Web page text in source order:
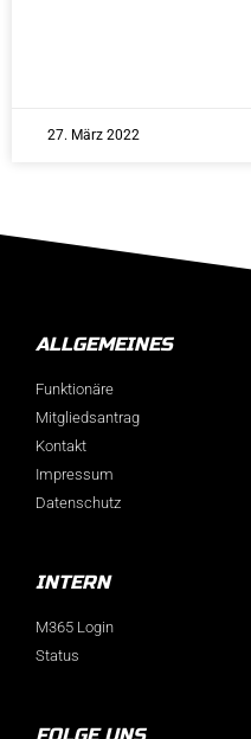
27. März 2022
ALLGEMEINES
Funktionäre
Mitgliedsantrag
Kontakt
Impressum
Datenschutz
INTERN
M365 Login
Status